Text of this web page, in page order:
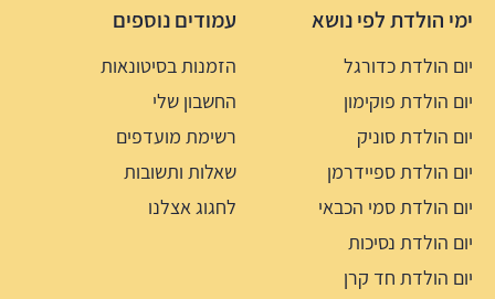
ימי הולדת לפי נושא
יום הולדת כדורגל
יום הולדת פוקימון
יום הולדת סוניק
יום הולדת ספיידרמן
יום הולדת סמי הכבאי
יום הולדת נסיכות
יום הולדת חד קרן
עמודים נוספים
הזמנות בסיטונאות
החשבון שלי
רשימת מועדפים
שאלות ותשובות
לחגוג אצלנו